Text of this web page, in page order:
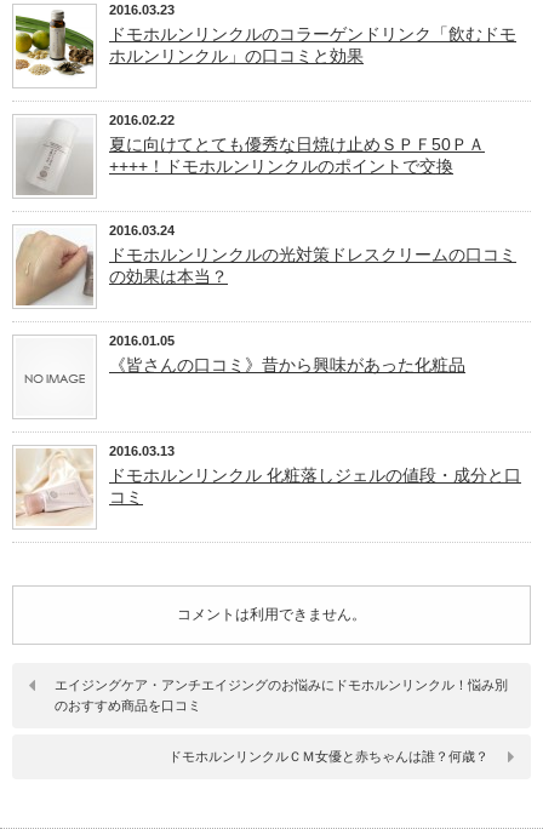
2016.03.23
ドモホルンリンクルのコラーゲンドリンク「飲むドモ
ホルンリンクル」の口コミと効果
2016.02.22
夏に向けてとても優秀な日焼け止めＳＰＦ50ＰＡ
++++！ドモホルンリンクルのポイントで交換
2016.03.24
ドモホルンリンクルの光対策ドレスクリームの口コミ
の効果は本当？
2016.01.05
《皆さんの口コミ》昔から興味があった化粧品
2016.03.13
ドモホルンリンクル 化粧落しジェルの値段・成分と口
コミ
コメントは利用できません。
エイジングケア・アンチエイジングのお悩みにドモホルンリンクル！悩み別
のおすすめ商品を口コミ
ドモホルンリンクルＣＭ女優と赤ちゃんは誰？何歳？